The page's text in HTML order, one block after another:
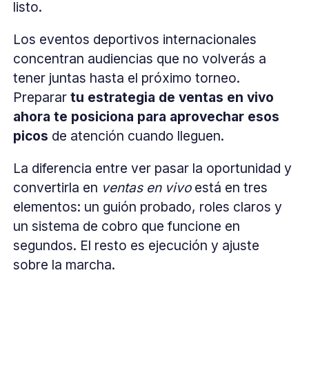
listo.
Los eventos deportivos internacionales
concentran audiencias que no volverás a
tener juntas hasta el próximo torneo.
Preparartu estrategia de ventas en vivo
ahora te posiciona para aprovechar esos
picos de atención cuando lleguen.
La diferencia entre ver pasar la oportunidad y
convertirla en ventas en vivoestá en tres
elementos: un guión probado, roles claros y
un sistema de cobro que funcione en
segundos. El resto es ejecución y ajuste
sobre la marcha.